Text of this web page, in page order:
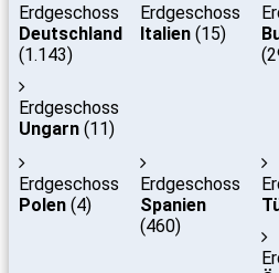
Erdgeschoss
Deutschland
(1.143)
Erdgeschoss
Italien (15)
Erdgeschoss
Ungarn (11)
Erdgeschoss
Polen (4)
Erdgeschoss
Spanien
(460)